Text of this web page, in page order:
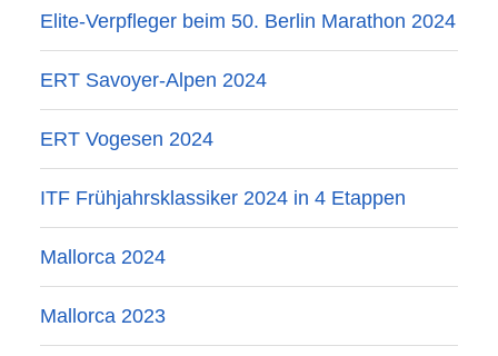
Elite-Verpfleger beim 50. Berlin Marathon 2024
ERT Savoyer-Alpen 2024
ERT Vogesen 2024
ITF Frühjahrsklassiker 2024 in 4 Etappen
Mallorca 2024
Mallorca 2023